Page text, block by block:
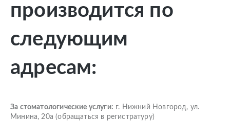
производится по
следующим
адресам:
За стоматологические услуги: г. Нижний Новгород, ул.
Минина, 20а (обращаться в регистратуру)